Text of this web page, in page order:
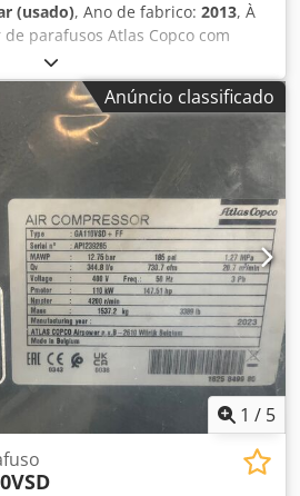
(usado), Ano de fabrico: 2013, À
parafusos Atlas Copco com
Potência: 11 kW, velocidade
de operação: 12,75 bar,
regulação da velocidade, horas de
271 kg. É possível realizar
Adozq Ec Njheha
Anúncio classificado
1 / 5